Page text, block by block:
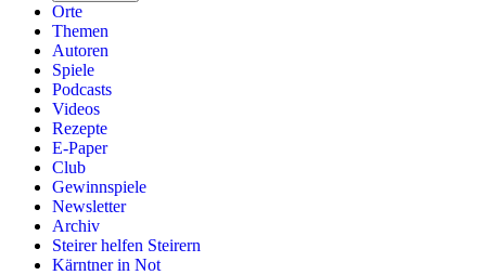
Orte
Themen
Autoren
Spiele
Podcasts
Videos
Rezepte
E-Paper
Club
Gewinnspiele
Newsletter
Archiv
Steirer helfen Steirern
Kärntner in Not